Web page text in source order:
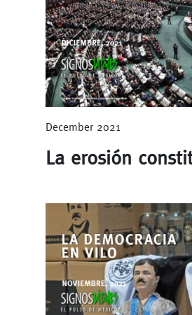
December 2021
La erosión